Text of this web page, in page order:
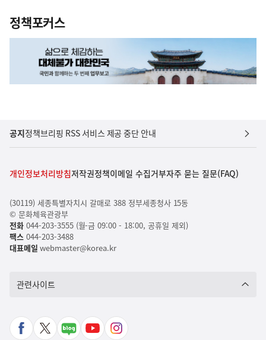
정책포커스
공지정책브리핑 RSS 서비스 제공 중단 안내
개인정보처리방침저작권정책이메일 수집거부자주 묻는 질문(FAQ)
(30119) 세종특별자치시 갈매로 388 정부세종청사 15동
© 문화체육관광부
전화044-203-3555 (월-금 09:00 - 18:00, 공휴일 제외)
팩스 044-203-3488
대표메일 webmaster@korea.kr
관련사이트
페
X
네
유
인